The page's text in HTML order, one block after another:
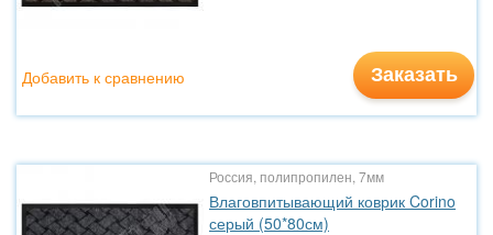
Заказать
Добавить к сравнению
Россия, полипропилен, 7мм
Влаговпитывающий коврик Corino
серый (50*80см)